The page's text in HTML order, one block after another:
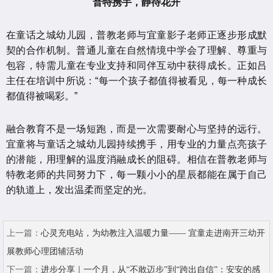
普特携手，静待花开
在童话之城幼儿园，普教老师与宜童影子老师正逐步形成默
契的合作机制。普通儿童在自然情境中学会了理解、尊重与
包容，特需儿童在专业支持和同伴互动中获得成长。正如吕
主任在培训中所说：“每一个孩子都值得被看见，每一种成长
都值得被喝彩。”
融合教育不是一场短跑，而是一次需要耐心与坚持的远行。
宜童将与童话之城幼儿园持续携手，用专业的力量点亮孩子
的潜能，用理解的温度消融成长的阻碍。相信在普教老师与
特教老师的共同努力下，每一颗小小的星辰都能在属于自己
的轨道上，发出温柔而坚定的光。
上一篇： 心灵充电站，为幼教注入温暖力量—— 宜童走进南开三幼开
展教师心理团辅活动
下一篇： 进步分享｜一个月，从“不敢迈步”到“跨出自信”：安安的感